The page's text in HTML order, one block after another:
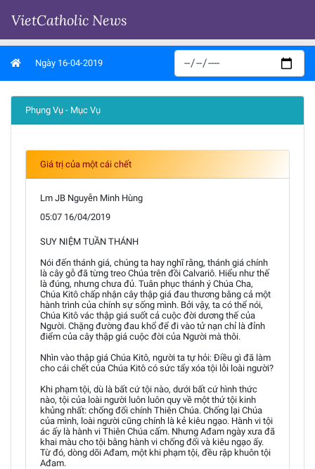
VietCatholic News
Ngày 16-04-2019
Phụng Vụ - Mục Vụ
Giá trị của một cái chết
Lm JB Nguyễn Minh Hùng
05:07 16/04/2019
SUY NIỆM TUẦN THÁNH
Nói đến thánh giá, chúng ta hay nghĩ rằng, thánh giá chính
là cây gỗ đã từng treo Chúa trên đồi Calvariô. Hiểu như thế
là đúng, nhưng chưa đủ. Tuân phục thánh ý Chúa Cha,
Chúa Kitô chấp nhận cây thập giá đau thương bằng cả một
hành trình của chính sự sống mình. Bởi vậy, ta có thể nói,
Chúa Kitô vác thập giá suốt cả cuộc đời dương thế của
Người. Chặng đường đau khổ để đi vào tử nạn chỉ là đỉnh
điểm của cây thập giá cuộc đời của Người mà thôi.
Nhìn vào thập giá Chúa Kitô, người ta tự hỏi: Điều gì đã làm
cho cái chết của Chúa Kitô có sức tẩy xóa tội lỗi loài người?
Khi phạm tội, dù là bất cứ tội nào, dưới bất cứ hình thức
nào, tội của loài người luôn luôn quy về một thứ tội kinh
khủng nhất: chống đối chính Thiên Chúa. Chống lại Chúa
của mình, loài người cũng chính là kẻ kiêu ngạo. Hành vi tội
ác ấy là hành vi Thiên Chúa cấm. Nhưng Ađam ngày xưa đã
khai màu cho tội bằng hành vi chống đối và kiêu ngạo ấy.
Từ đó, dòng dõi Ađam, một khi phạm tội, đều rập khuôn tội
Ađam.